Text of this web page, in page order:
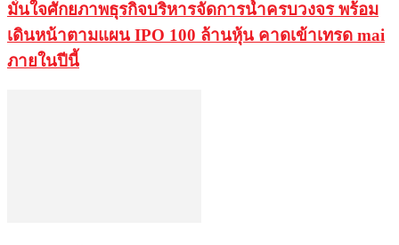
มั่นใจศักยภาพธุรกิจบริหารจัดการน้ำครบวงจร พร้อม
เดินหน้าตามแผน IPO 100 ล้านหุ้น คาดเข้าเทรด mai
ภายในปีนี้